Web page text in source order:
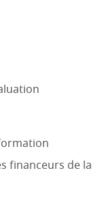
financeurs de la